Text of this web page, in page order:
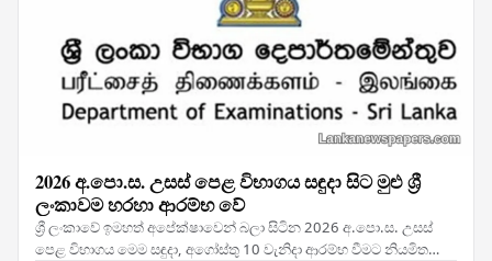
2026 අ.පො.ස. උසස් පෙළ විභාගය සඳුදා සිට මුළු ශ්‍රී
ලංකාවම හරහා ආරම්භ වේ
ශ්‍රී ලංකාවේ ඉමහත් අපේක්ෂාවෙන් බලා සිටින 2026 අ.පො.ස. උසස්
පෙළ විභාගය මෙම සඳුදා, අගෝස්තු 10 වැනිදා ආරම්භ වීමට නියමිත